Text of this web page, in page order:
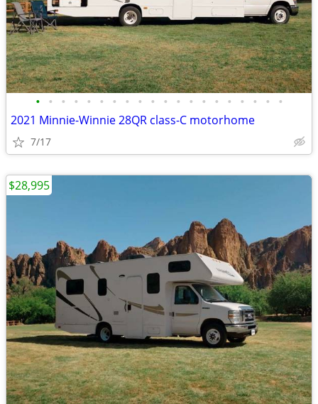
• • • • • • • • • • • • • • • • • • • •
2021 Minnie-Winnie 28QR class-C motorhome
7/17
$28,995